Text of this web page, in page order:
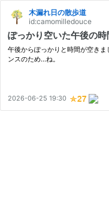
木漏れ日の散歩道
id:camomilledouce
ぽっかり空いた午後の時
午後からぽっかりと時間が空き
ンスのため…ね。
2026-06-25 19:30